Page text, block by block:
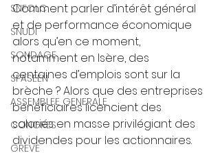
SNFOLC
SNUDI
SONDAGE
SPASEEN
ASSEMBLEE GENERALE
CONGRES
GREVE
Comment parler d’intérêt général
et de performance économique
alors qu’en ce moment,
notamment en Isère, des
centaines d’emplois sont sur la
brèche ? Alors que des entreprises
bénéficiaires licencient des
salariés en masse privilégiant des
dividendes pour les actionnaires.